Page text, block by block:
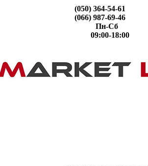
(050) 364-54-61
(066) 987-69-46
Пн-Сб
09:00-18:00